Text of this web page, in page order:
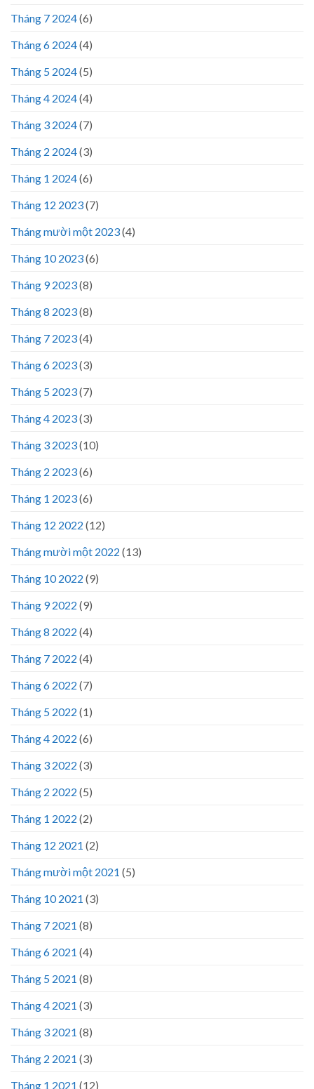
Tháng 7 2024(6)
Tháng 6 2024(4)
Tháng 5 2024(5)
Tháng 4 2024(4)
Tháng 3 2024(7)
Tháng 2 2024(3)
Tháng 1 2024(6)
Tháng 12 2023(7)
Tháng mười một 2023(4)
Tháng 10 2023(6)
Tháng 9 2023(8)
Tháng 8 2023(8)
Tháng 7 2023(4)
Tháng 6 2023(3)
Tháng 5 2023(7)
Tháng 4 2023(3)
Tháng 3 2023(10)
Tháng 2 2023(6)
Tháng 1 2023(6)
Tháng 12 2022 (12)
Tháng mười một 2022 (13)
Tháng 10 2022 (9)
Tháng 9 2022 (9)
Tháng 8 2022 (4)
Tháng 7 2022 (4)
Tháng 6 2022 (7)
Tháng 5 2022 (1)
Tháng 4 2022 (6)
Tháng 3 2022 (3)
Tháng 2 2022 (5)
Tháng 1 2022 (2)
Tháng 12 2021 (2)
Tháng mười một 2021 (5)
Tháng 10 2021 (3)
Tháng 7 2021 (8)
Tháng 6 2021 (4)
Tháng 5 2021 (8)
Tháng 4 2021 (3)
Tháng 3 2021 (8)
Tháng 2 2021 (3)
Tháng 1 2021 (12)